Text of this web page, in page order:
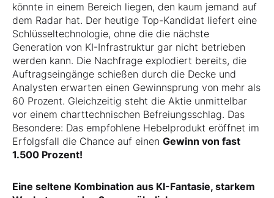
könnte in einem Bereich liegen, den kaum jemand auf
dem Radar hat. Der heutige Top-Kandidat liefert eine
Schlüsseltechnologie, ohne die die nächste
Generation von KI-Infrastruktur gar nicht betrieben
werden kann. Die Nachfrage explodiert bereits, die
Auftragseingänge schießen durch die Decke und
Analysten erwarten einen Gewinnsprung von mehr als
60 Prozent. Gleichzeitig steht die Aktie unmittelbar
vor einem charttechnischen Befreiungsschlag. Das
Besondere: Das empfohlene Hebelprodukt eröffnet im
Erfolgsfall die Chance auf einen Gewinn von fast
1.500 Prozent!
Eine seltene Kombination aus KI-Fantasie, starkem